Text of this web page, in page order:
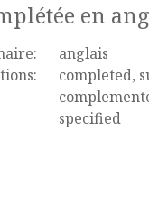
en
anglais
completed,
specified